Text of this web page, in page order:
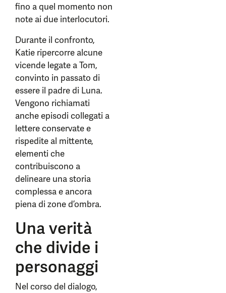
fino a quel momento non
note ai due interlocutori.
Durante il confronto,
Katie ripercorre alcune
vicende legate a Tom,
convinto in passato di
essere il padre di Luna.
Vengono richiamati
anche episodi collegati a
lettere conservate e
rispedite al mittente,
elementi che
contribuiscono a
delineare una storia
complessa e ancora
piena di zone d’ombra.
Una verità
che divide i
personaggi
Nel corso del dialogo,